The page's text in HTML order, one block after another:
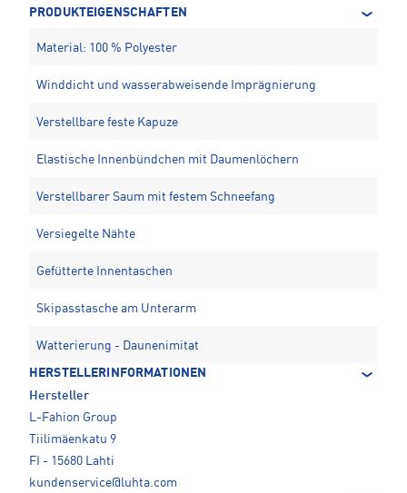
PRODUKTEIGENSCHAFTEN
Material: 100 % Polyester
Winddicht und wasserabweisende Imprägnierung
Verstellbare feste Kapuze
Elastische Innenbündchen mit Daumenlöchern
Verstellbarer Saum mit festem Schneefang
Versiegelte Nähte
Gefütterte Innentaschen
Skipasstasche am Unterarm
Watterierung - Daunenimitat
HERSTELLERINFORMATIONEN
Hersteller
L-Fahion Group
Tiilimäenkatu 9
FI - 15680 Lahti
kundenservice@luhta.com